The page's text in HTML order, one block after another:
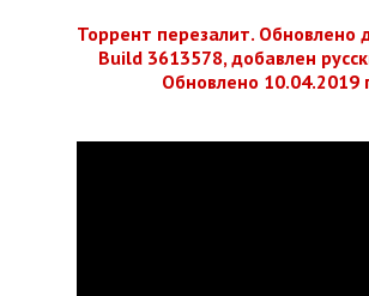
Торрент перезалит. Обновлено
Build 3613578, добавлен
Обновлено 10.04.2019